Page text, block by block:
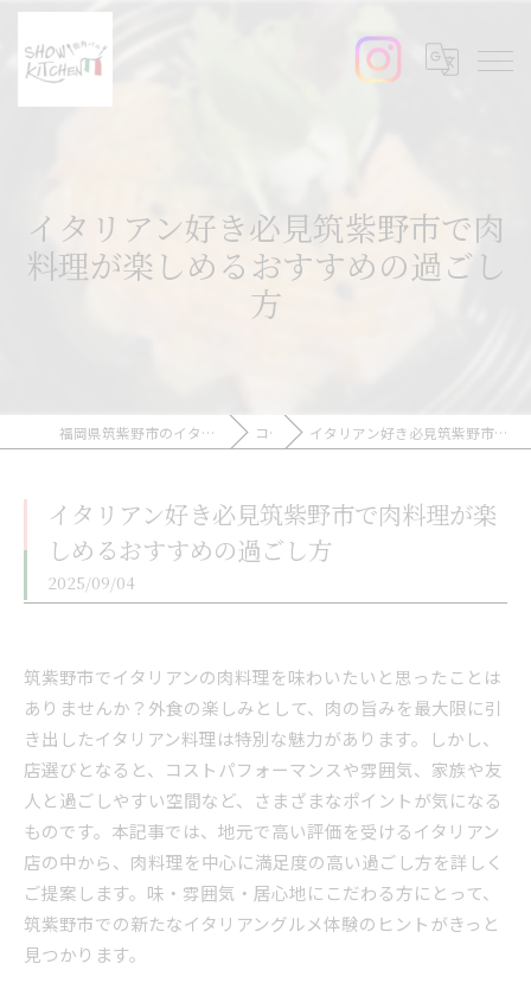
イタリアン好き必見筑紫野市で肉
料理が楽しめるおすすめの過ごし
方
福岡県筑紫野市のイタリアンなら街角バルshow-kitchen コラム イタリアン好き必見筑紫野市で肉料理が楽しめるおすすめの過ごし方
イタリアン好き必見筑紫野市で肉料理が楽
しめるおすすめの過ごし方
2025/09/04
筑紫野市でイタリアンの肉料理を味わいたいと思ったことは
ありませんか？外食の楽しみとして、肉の旨みを最大限に引
き出したイタリアン料理は特別な魅力があります。しかし、
店選びとなると、コストパフォーマンスや雰囲気、家族や友
人と過ごしやすい空間など、さまざまなポイントが気になる
ものです。本記事では、地元で高い評価を受けるイタリアン
店の中から、肉料理を中心に満足度の高い過ごし方を詳しく
ご提案します。味・雰囲気・居心地にこだわる方にとって、
筑紫野市での新たなイタリアングルメ体験のヒントがきっと
見つかります。